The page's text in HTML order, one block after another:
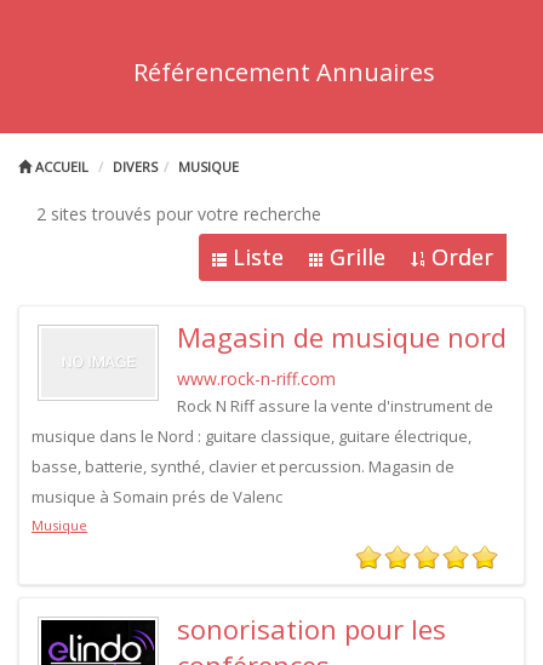
Référencement Annuaires
ACCUEIL DIVERS MUSIQUE
2 sites trouvés pour votre recherche
Liste Grille Order
Magasin de musique nord
www.rock-n-riff.com
Rock N Riff assure la vente d'instrument de
musique dans le Nord : guitare classique, guitare électrique,
basse, batterie, synthé, clavier et percussion. Magasin de
musique à Somain prés de Valenc
Musique
sonorisation pour les